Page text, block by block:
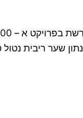
ב – 37,500 ש”ח.
נטול סיכון 8%